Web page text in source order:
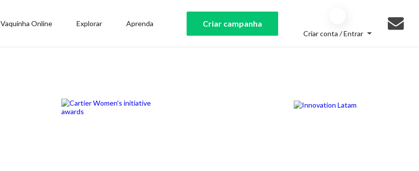
Vaquinha Online Explorar Aprenda Criar campanha
Criar conta / Entrar